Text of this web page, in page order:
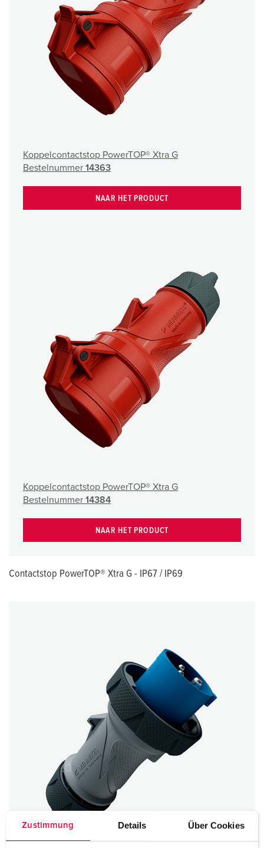
Zustimmung Details Über Cookies
Koppelcontactstop PowerTOP® Xtra G
Bestelnummer 14363
NAAR HET PRODUCT
Koppelcontactstop PowerTOP® Xtra G
Bestelnummer 14384
NAAR HET PRODUCT
Contactstop PowerTOP® Xtra G - IP67 / IP69